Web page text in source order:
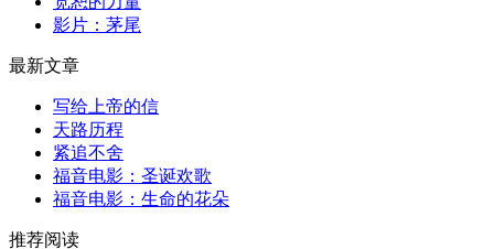
影片：茅尾
最新文章
写给上帝的信
天路历程
紧追不舍
福音电影：圣诞欢歌
福音电影：生命的花朵
推荐阅读